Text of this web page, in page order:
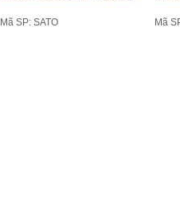
Mã SP: SATO Mã